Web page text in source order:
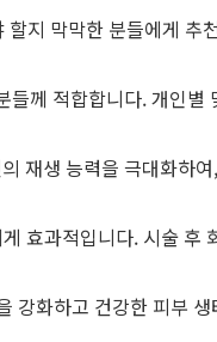
지 막막한 분들에게 추
께 적합합니다. 개인별
재생 능력을 극대화하
효과적입니다. 시술 후
강화하고 건강한 피부